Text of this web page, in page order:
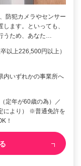
防犯カメラやセンサー
ます。といっても、
うため、あなた…
以上226,500円以上）
いずれかの事業所へ
定年が60歳の為）／
により） ※普通免許を
！